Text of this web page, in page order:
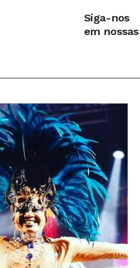
Siga-nos
em nossas